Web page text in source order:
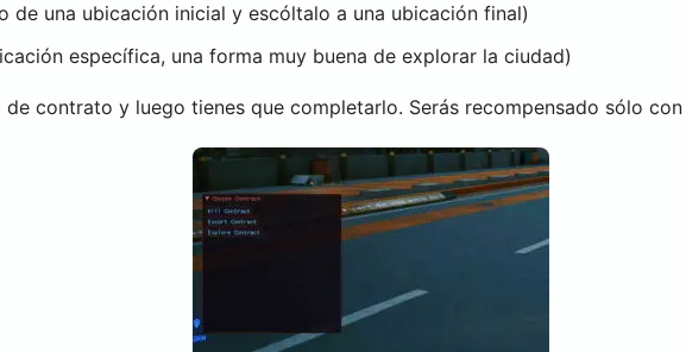
de una ubicación inicial y escóltalo a una ubicación final)
específica, una forma muy buena de explorar la ciudad)
contrato y luego tienes que completarlo. Serás recompensado sólo